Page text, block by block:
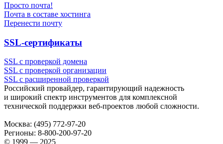
Просто почта!
Почта в составе хостинга
Перенести почту
SSL-сертификаты
SSL с проверкой домена
SSL с проверкой организации
SSL с расширенной проверкой
Российский провайдер, гарантирующий надежность
и широкий спектр инструментов для комплексной
технической поддержки веб-проектов любой сложности.
Москва: (495) 772-97-20
Регионы: 8-800-200-97-20
© 1999 — 2025